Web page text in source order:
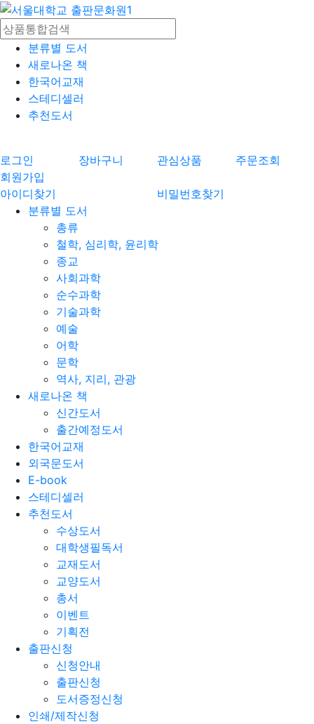
분류별 도서
새로나온 책
한국어교재
스테디셀러
추천도서
로그인 장바구니 관심상품
주문조회
회원가입
아이디찾기
비밀번호찾기
분류별 도서
총류
철학, 심리학, 윤리학
종교
사회과학
순수과학
기술과학
예술
어학
문학
역사, 지리, 관광
새로나온 책
신간도서
출간예정도서
한국어교재
외국문도서
E-book
스테디셀러
추천도서
수상도서
대학생필독서
교재도서
교양도서
총서
이벤트
기획전
출판신청
신청안내
출판신청
도서증정신청
인쇄/제작신청